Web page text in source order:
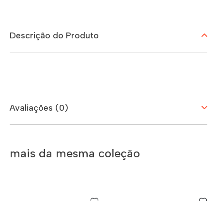
Descrição do Produto
Avaliações (0)
mais da mesma coleção